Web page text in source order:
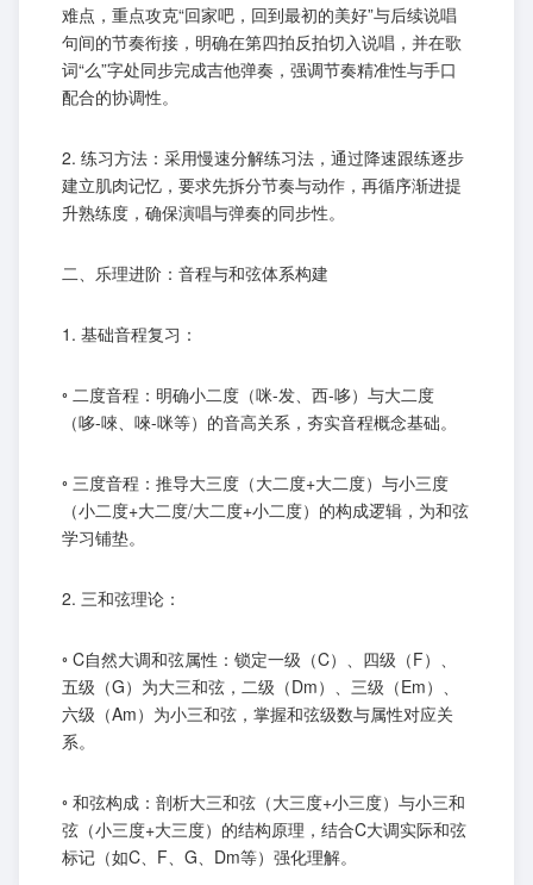
难点，重点攻克“回家吧，回到最初的美好”与后续说唱
句间的节奏衔接，明确在第四拍反拍切入说唱，并在歌
词“么”字处同步完成吉他弹奏，强调节奏精准性与手口
配合的协调性。
2. 练习方法：采用慢速分解练习法，通过降速跟练逐步
建立肌肉记忆，要求先拆分节奏与动作，再循序渐进提
升熟练度，确保演唱与弹奏的同步性。
二、乐理进阶：音程与和弦体系构建
1. 基础音程复习：
◦ 二度音程：明确小二度（咪-发、西-哆）与大二度
（哆-唻、唻-咪等）的音高关系，夯实音程概念基础。
◦ 三度音程：推导大三度（大二度+大二度）与小三度
（小二度+大二度/大二度+小二度）的构成逻辑，为和弦
学习铺垫。
2. 三和弦理论：
◦ C自然大调和弦属性：锁定一级（C）、四级（F）、
五级（G）为大三和弦，二级（Dm）、三级（Em）、
六级（Am）为小三和弦，掌握和弦级数与属性对应关
系。
◦ 和弦构成：剖析大三和弦（大三度+小三度）与小三和
弦（小三度+大三度）的结构原理，结合C大调实际和弦
标记（如C、F、G、Dm等）强化理解。